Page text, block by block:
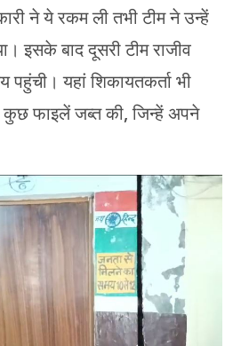
ने ये रकम ली तभी टीम ने उन्हें
इसके बाद दूसरी टीम राजीव
यहां शिकायतकर्ता भी
फाइलें जब्त की, जिन्हें अपने